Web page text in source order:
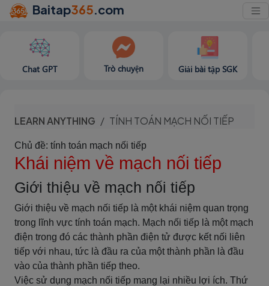
Baitap365.com
Chat GPT Trò chuyện Giải bài tập SGK
LEARN ANYTHING TÍNH TOÁN MẠCH NỐI TIẾP
Chủ đề: tính toán mạch nối tiếp
Khái niệm về mạch nối tiếp
Giới thiệu về mạch nối tiếp
Giới thiệu về mạch nối tiếp là một khái niệm quan trọng
trong lĩnh vực tính toán mạch. Mạch nối tiếp là một mạch
điện trong đó các thành phần điện tử được kết nối liên
tiếp với nhau, tức là đầu ra của một thành phần là đầu
vào của thành phần tiếp theo.
Việc sử dụng mạch nối tiếp mang lại nhiều lợi ích. Thứ